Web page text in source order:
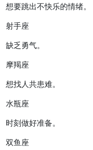
想要跳出不快乐的情绪。
射手座
缺乏勇气。
摩羯座
想找人共患难。
水瓶座
时刻做好准备。
双鱼座